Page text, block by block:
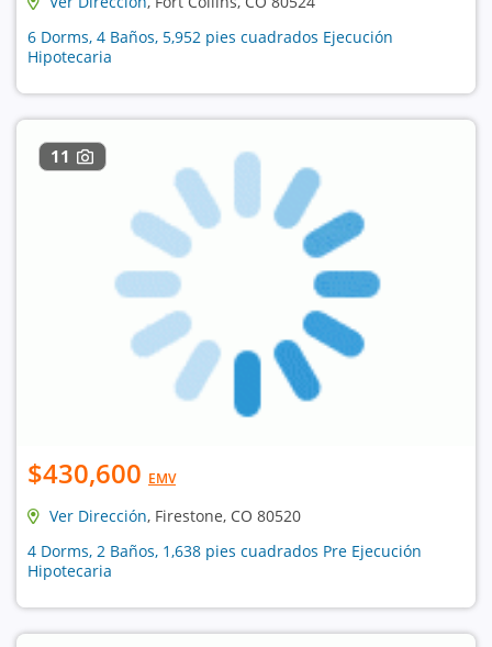
6 Dorms, 4 Baños, 5,952 pies cuadrados Ejecución
Hipotecaria
11
$430,600 EMV
Ver Dirección, Firestone, CO 80520
4 Dorms, 2 Baños, 1,638 pies cuadrados Pre Ejecución
Hipotecaria